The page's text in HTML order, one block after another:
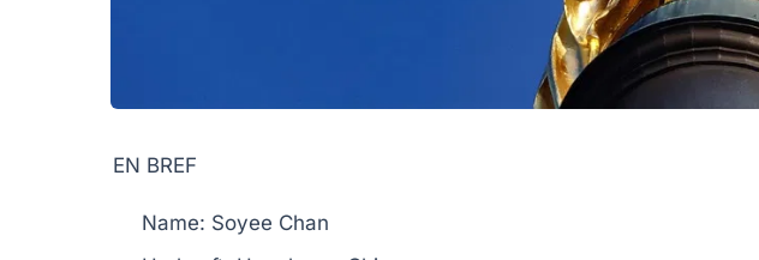
EN BREF
Name: Soyee Chan